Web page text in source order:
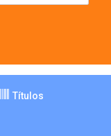
Títulos